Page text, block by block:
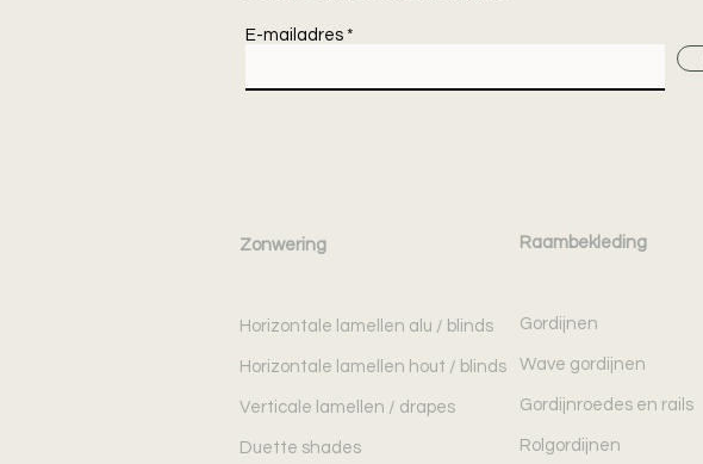
E-mailadres
Zonwering
Horizontale lamellen alu / blinds
Horizontale lamellen hout / blinds
Verticale lamellen / drapes
Duette shades
Raambekleding
Gordijnen
Wave gordijnen
Gordijnroedes en rails
Rolgordijnen